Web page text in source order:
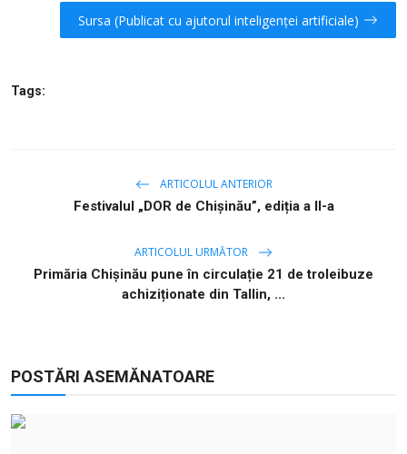
Sursa (Publicat cu ajutorul inteligenței artificiale)
Tags:
ARTICOLUL ANTERIOR
Festivalul „DOR de Chișinău”, ediția a II-a
ARTICOLUL URMĂTOR
Primăria Chișinău pune în circulație 21 de troleibuze
achiziționate din Tallin, ...
POSTĂRI ASEMĂNATOARE